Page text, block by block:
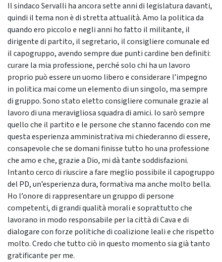
Il sindaco Servalli ha ancora sette anni di legislatura davanti,
quindi il tema non è di stretta attualità. Amo la politica da
quando ero piccolo e negli anni ho fatto il militante, il
dirigente di partito, il segretario, il consigliere comunale ed
il capogruppo, avendo sempre due punti cardine ben definiti:
curare la mia professione, perché solo chi ha un lavoro
proprio può essere un uomo libero e considerare l’impegno
in politica mai come un elemento di un singolo, ma sempre
di gruppo. Sono stato eletto consigliere comunale grazie al
lavoro di una meravigliosa squadra di amici. Io sarò sempre
quello che il partito e le persone che stanno facendo con me
questa esperienza amministrativa mi chiederanno di essere,
consapevole che se domani finisse tutto ho una professione
che amo e che, grazie a Dio, mi dà tante soddisfazioni.
Intanto cerco di riuscire a fare meglio possibile il capogruppo
del PD, un’esperienza dura, formativa ma anche molto bella.
Ho l’onore di rappresentare un gruppo di persone
competenti, di grandi qualità morali e soprattutto che
lavorano in modo responsabile per la città di Cava e di
dialogare con forze politiche di coalizione leali e che rispetto
molto. Credo che tutto ciò in questo momento sia già tanto
gratificante per me.